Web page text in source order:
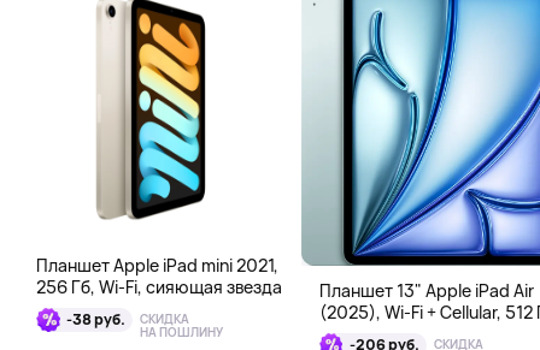
Планшет Apple iPad mini 2021,
256 Гб, Wi-Fi, сияющая звезда
-38 руб. СКИДКА
НА ПОШЛИНУ
Планшет 13" Apple iPad Air
(2025), Wi-Fi + Cellular, 512
голубой-206 руб. СКИДКА